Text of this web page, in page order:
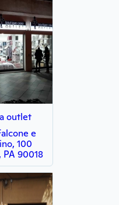
outlet
e
100
90018